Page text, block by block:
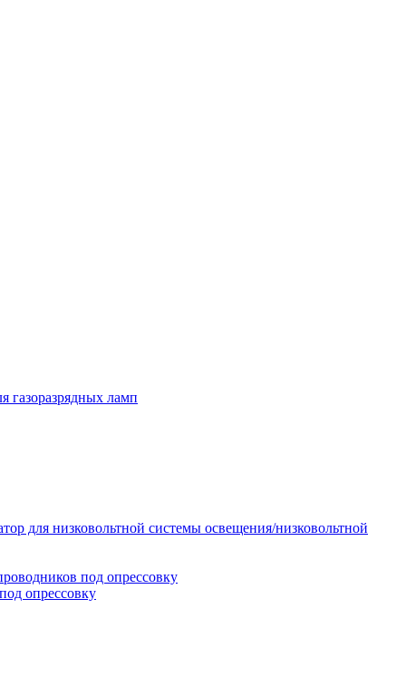
газоразрядных ламп
для низковольтной системы освещения/низковольтной
под опрессовку
опрессовку